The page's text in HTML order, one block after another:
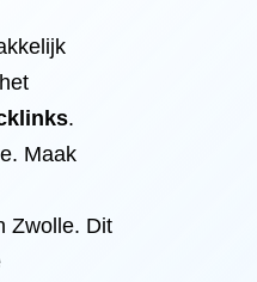
.
Maak
Zwolle. Dit